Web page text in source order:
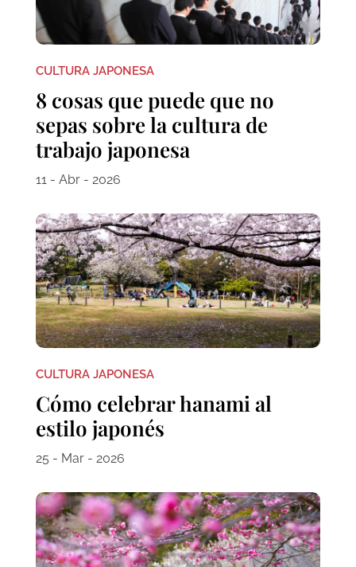
CULTURA JAPONESA
8 cosas que puede que no
sepas sobre la cultura de
trabajo japonesa
11 - Abr - 2026
CULTURA JAPONESA
Cómo celebrar hanami al
estilo japonés
25 - Mar - 2026